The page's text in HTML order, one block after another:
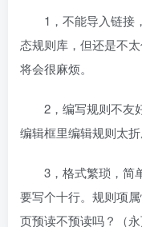
1，不能导入链接
态规则库，但还是不
将会很麻烦。
2，编写规则不友
编辑框里编辑规则太
3，格式繁琐，简
要写个十行。规则项
页预读不预读吗？（